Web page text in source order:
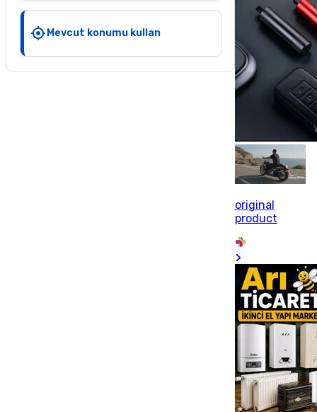
Mevcut konumu kullan
original
product